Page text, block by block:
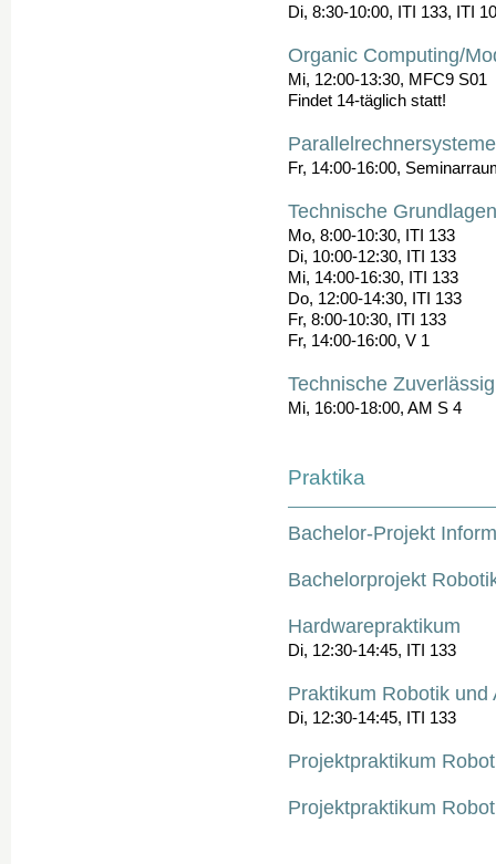
Di, 8:30-10:00, ITI 133, ITI
Organic Computing/
Mi, 12:00-13:30, MFC9 S01
Findet 14-täglich statt!
Parallelrechnersysteme
Fr, 14:00-16:00,
Technische
Mo, 8:00-10:30, ITI 133
Di, 10:00-12:30, ITI 133
Mi, 14:00-16:30, ITI 133
Do, 12:00-14:30, ITI 133
Fr, 8:00-10:30, ITI 133
Fr, 14:00-16:00, V 1
Technische
Mi, 16:00-18:00, AM S 4
Praktika
Bachelor-Projekt
Bachelorprojekt
Hardwarepraktikum
Di, 12:30-14:45, ITI 133
Praktikum Robotik und
Di, 12:30-14:45, ITI 133
Projektpraktikum
Projektpraktikum